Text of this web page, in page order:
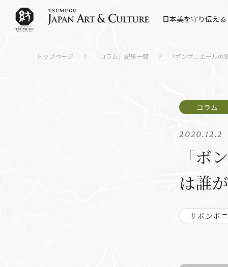
日本美を守り伝え
トップページ 「コラム」記事一覧 「ボンボニエール
2020.12.2
「ボ
は誰
＃ボンボ